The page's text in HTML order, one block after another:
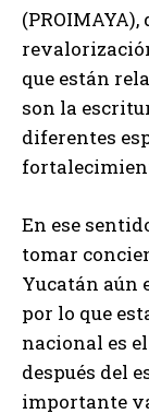
que están
son la
diferentes
En ese
tomar
Yucatán aún
por lo que
nacional es
después del
importante